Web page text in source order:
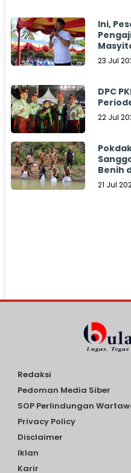
Ini,
23 Jul
DPC
22 Jul
Benih
21 Jul
Redaksi
Pedoman Media Siber
SOP Perlindungan
Privacy Policy
Disclaimer
Iklan
Karir